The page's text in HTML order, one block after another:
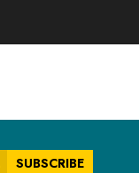
SUBSCRIBE